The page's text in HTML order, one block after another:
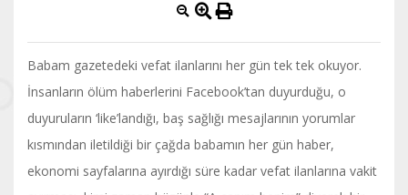
Babam gazetedeki vefat ilanlarını her gün tek tek okuyor.
İnsanların ölüm haberlerini Facebook’tan duyurduğu, o
duyuruların ‘like’landığı, baş sağlığı mesajlarının yorumlar
kısmından iletildiği bir çağda babamın her gün haber,
ekonomi sayfalarına ayırdığı süre kadar vefat ilanlarına vakit